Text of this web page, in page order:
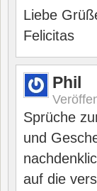
Liebe
Felicitas
Phil
Sprüche
und
auf die